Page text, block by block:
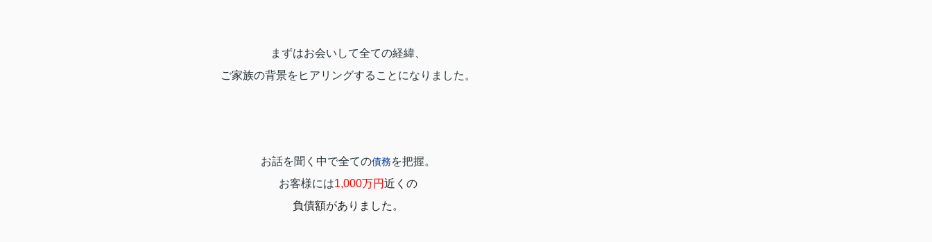
まずはお会いして全ての経緯、
ご家族の背景をヒアリングすることになりました。
お話を聞く中で全ての債務を把握。
お客様には1,000万円近くの
負債額がありました。